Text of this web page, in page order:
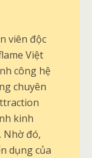
viên độc
Việt
công hệ
chuyên
kinh
Nhờ đó,
dụng của